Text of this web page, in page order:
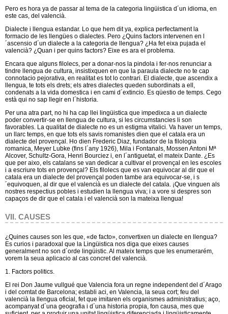
Pero es hora ya de passar al tema de la categoria lingüistica d´un idioma, en
este cas, del valencià.
Dialecte i llengua estandar. Lo que hem dit ya, explica perfectament la
formacio de les llengües o dialectes. Pero ¿Quins factors intervenen en l
´ascensio d´un dialecte a la categoria de llengua? ¿Ha fet eixa pujada el
valencià? ¿Quan i per quins factors? Eixe es ara el problema.
Encara que alguns filolecs, per a donar-nos la pindola i fer-nos renunciar a
tindre llengua de cultura, insistixquen en que la paraula dialecte no te cap
connotacio pejorativa, en realitat es tot lo contrari. El dialecte, que ascendix a
llengua, te tots els drets; els atres dialectes queden subordinats a ell,
condenats a la vida domestica i en cami d´extincio. Es qüestio de temps. Cego
està qui no sap llegir en l´historia.
Per una atra part, no hi ha cap llei lingüistica que impedixca a un dialecte
poder convertir-se en llengua de cultura, si les circumstancies li son
favorables. La qualitat de dialecte no es un estigma vitalici. Va haver un temps,
un llarc temps, en que tots els savis romanistes dien que el catala era un
dialecte del provençal. Ho dien Frederic Diaz, fundador de la filologia
romanica, Meyer Lubke (fins l´any 1926), Mila i Fontanals, Mossen Antoni Mª
Alcover, Schultz-Gora, Henri Bourciez i, en l´antiguetat, el mateix Dante. ¿Es
que per aixo, els catalans se van dedicar a cultivar el provençal en les escoles
i a escriure tots en provençal? Els filolecs que es van equivocar al dir que el
catala era un dialecte del provençal poden tambe ara equivocar-se, i s
´equivoquen, al dir que el valencià es un dialecte del catala. ¡Que vinguen als
nostres respectius pobles i estudien la llengua viva; i a vore si despres son
capaços de dir que el catala i el valencià son la mateixa llengua!
VII. CAUSES
¿Quines causes son les que, «de facto», convertixen un dialecte en llengua?
Es curios i paradoxal que la Lingüistica nos diga que eixes causes
generalment no son d´orde lingüistic. Al mateix temps que les enumerarém,
vorem la seua aplicacio al cas concret del valencià.
1. Factors politics.
El rei Don Jaume vullgué que Valencia fora un regne independent del d´Arago
i del comtat de Barcelona; establi aci, en Valencia, la seua cort; feu del
valencià la llengua oficial, fet que imitaren els organismes administratius; aço,
acompanyat d´una geografia i d´una historia propia, fon causa, mes que